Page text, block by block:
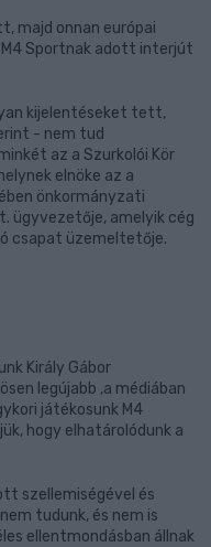
majd onnan európai
Sportnak adott interjút
kijelentéseket tett,
- nem tud
az a Szurkolói Kör
elnöke az a
önkormányzati
ügyvezetője, amelyik cég
csapat üzemeltetője.
Király Gábor
legújabb ,a médiában
játékosunk M4
hogy elhatárolódunk a
szellemiségével és
tudunk, és nem is
ellentmondásban állnak